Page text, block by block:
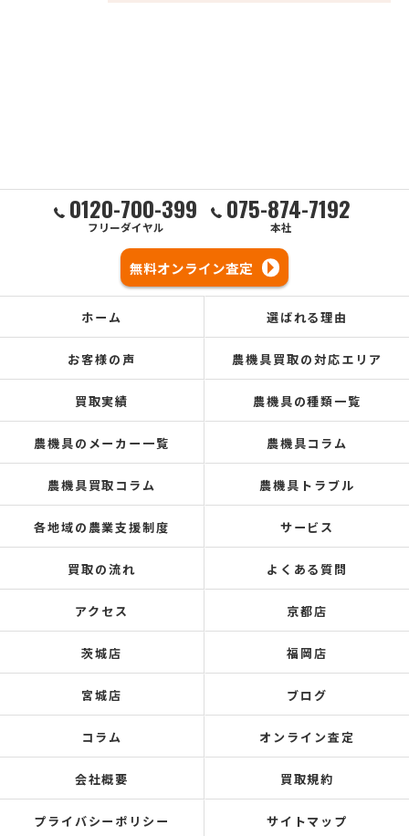
0120-700-399
フリーダイヤル
075-874-7192
本社
無料オンライン査定
ホーム 選ばれる理由
お客様の声 農機具買取の対応エリア
買取実績 農機具の種類一覧
農機具のメーカー一覧 農機具コラム
農機具買取コラム 農機具トラブル
各地域の農業支援制度 サービス
買取の流れ よくある質問
アクセス 京都店
茨城店 福岡店
宮城店 ブログ
コラム オンライン査定
会社概要 買取規約
プライバシーポリシー サイトマップ